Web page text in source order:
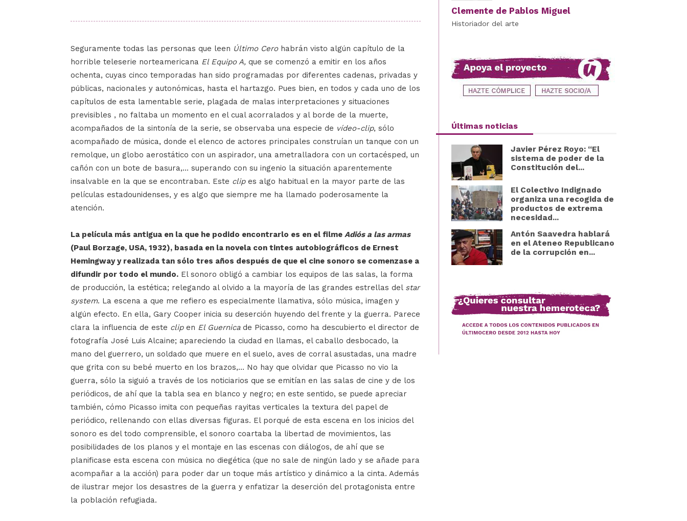
Seguramente todas las personas que leen Último Cerohabrán visto algún capítulo de la
horrible teleserie norteamericana El Equipo A, que se comenzó a emitir en los años
ochenta, cuyas cinco temporadas han sido programadas por diferentes cadenas, privadas y
públicas, nacionales y autonómicas, hasta el hartazgo. Pues bien, en todos y cada uno de los
capítulos de esta lamentable serie, plagada de malas interpretaciones y situaciones
previsibles , no faltaba un momento en el cual acorralados y al borde de la muerte,
acompañados de la sintonía de la serie, se observaba una especie de vídeo-clip, sólo
acompañado de música, donde el elenco de actores principales construían un tanque con un
remolque, un globo aerostático con un aspirador, una ametralladora con un cortacésped, un
cañón con un bote de basura,… superando con su ingenio la situación aparentemente
insalvable en la que se encontraban. Este clipes algo habitual en la mayor parte de las
películas estadounidenses, y es algo que siempre me ha llamado poderosamente la
atención.
La película más antigua en la que he podido encontrarlo es en el filme Adiós a las armas
(Paul Borzage, USA, 1932), basada en la novela con tintes autobiográficos de Ernest
Hemingway y realizada tan sólo tres años después de que el cine sonoro se comenzase a
difundir por todo el mundo. El sonoro obligó a cambiar los equipos de las salas, la forma
de producción, la estética; relegando al olvido a la mayoría de las grandes estrellas del star
system. La escena a que me refiero es especialmente llamativa, sólo música, imagen y
algún efecto. En ella, Gary Cooper inicia su deserción huyendo del frente y la guerra. Parece
clara la influencia de este clipen El Guernicade Picasso, como ha descubierto el director de
fotografía José Luis Alcaine; apareciendo la ciudad en llamas, el caballo desbocado, la
mano del guerrero, un soldado que muere en el suelo, aves de corral asustadas, una madre
que grita con su bebé muerto en los brazos,… No hay que olvidar que Picasso no vio la
guerra, sólo la siguió a través de los noticiarios que se emitían en las salas de cine y de los
periódicos, de ahí que la tabla sea en blanco y negro; en este sentido, se puede apreciar
también, cómo Picasso imita con pequeñas rayitas verticales la textura del papel de
periódico, rellenando con ellas diversas figuras. El porqué de esta escena en los inicios del
sonoro es del todo comprensible, el sonoro coartaba la libertad de movimientos, las
posibilidades de los planos y el montaje en las escenas con diálogos, de ahí que se
planificase esta escena con música no diegética (que no sale de ningún lado y se añade para
acompañar a la acción) para poder dar un toque más artístico y dinámico a la cinta. Además
de ilustrar mejor los desastres de la guerra y enfatizar la deserción del protagonista entre
la población refugiada.
Clemente de Pablos Miguel
Historiador del arte
Últimas noticias
Javier Pérez Royo: “El
sistema de poder de la
Constitución del...
El Colectivo Indignado
organiza una recogida de
productos de extrema
necesidad...
Antón Saavedra hablará
en el Ateneo Republicano
de la corrupción en...